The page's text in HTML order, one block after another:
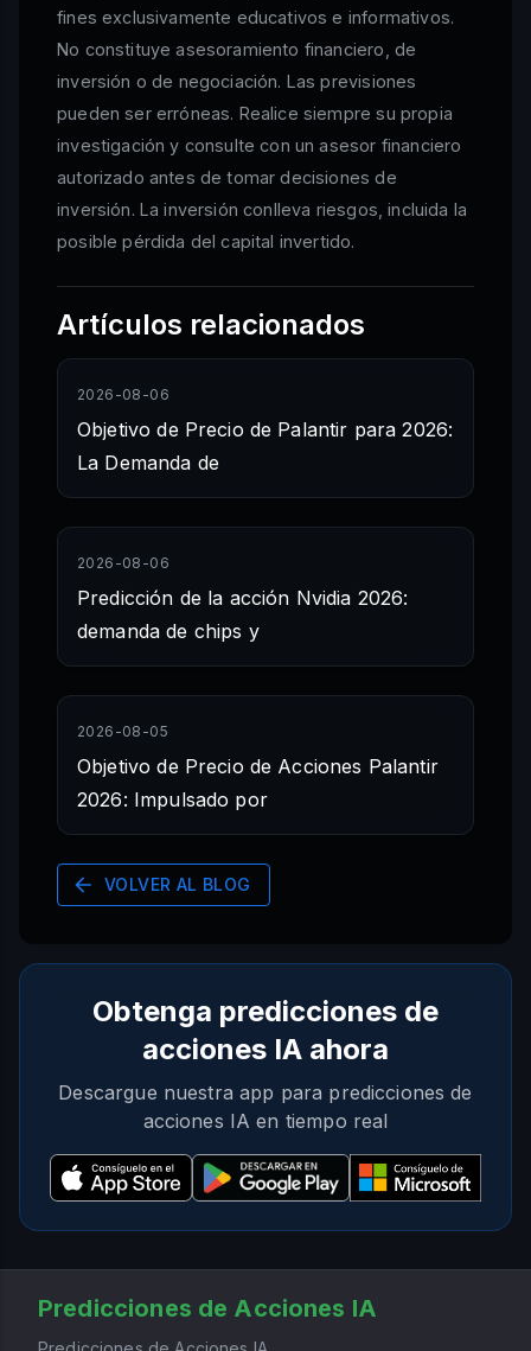
fines exclusivamente educativos e informativos.
No constituye asesoramiento financiero, de
inversión o de negociación. Las previsiones
pueden ser erróneas. Realice siempre su propia
investigación y consulte con un asesor financiero
autorizado antes de tomar decisiones de
inversión. La inversión conlleva riesgos, incluida la
posible pérdida del capital invertido.
Artículos relacionados
2026-08-06
Objetivo de Precio de Palantir para 2026:
La Demanda de
2026-08-06
Predicción de la acción Nvidia 2026:
demanda de chips y
2026-08-05
Objetivo de Precio de Acciones Palantir
2026: Impulsado por
VOLVER AL BLOG
Obtenga predicciones de
acciones IA ahora
Descargue nuestra app para predicciones de
acciones IA en tiempo real
Predicciones de Acciones IA